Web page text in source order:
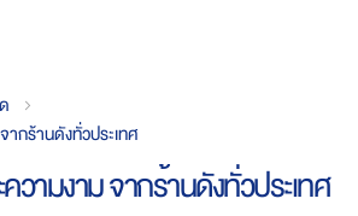
กร้านดังทั่วประเทศ
วามงาม จากร้านดังทั่วประเทศ